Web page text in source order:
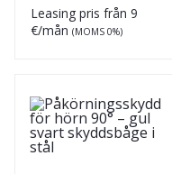
Leasing pris från 9
€/mån (MOMS 0%)